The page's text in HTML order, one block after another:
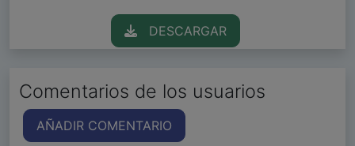
DESCARGAR
Comentarios de los usuarios
AÑADIR COMENTARIO